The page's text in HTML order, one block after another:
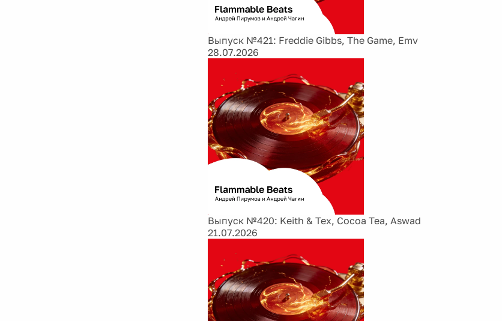
Выпуск №421: Freddie Gibbs, The Game, Emv
28.07.2026
Выпуск №420: Keith & Tex, Cocoa Tea, Aswad
21.07.2026